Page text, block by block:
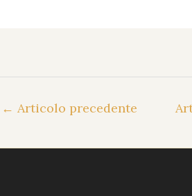
← Articolo precedente